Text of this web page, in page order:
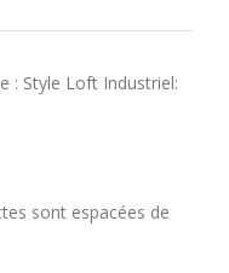
: Style Loft Industriel:
sont espacées de